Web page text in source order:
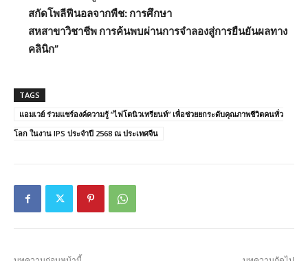
สกัดโพลีฟีนอลจากพืช: การศึกษา
สหสาขาวิชาชีพ การค้นพบผ่านการจำลองสู่การยืนยันผลทาง
คลินิก”
TAGS
แอมเวย์ ร่วมแชร์องค์ความรู้ “ไฟโตนิวเทรียนท์” เพื่อช่วยยกระดับคุณภาพชีวิตคนทั่ว
โลก ในงาน IPS ประจำปี 2568 ณ ประเทศจีน